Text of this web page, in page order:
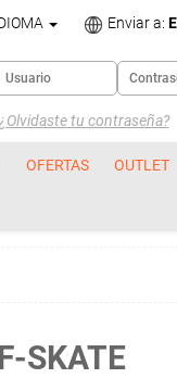
Enviar a:
¿Olvidaste tu contraseña?
OFERTAS OUTLET
SKATE